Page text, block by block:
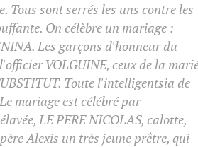
Tous sont serrés les uns contre les
On célèbre un mariage :
Les garçons d'honneur du
VOLGUINE, ceux de la
Toute l'intelligentsia de
mariage est célébré par
LE PERE NICOLAS, calotte,
Alexis un très jeune prêtre, qui